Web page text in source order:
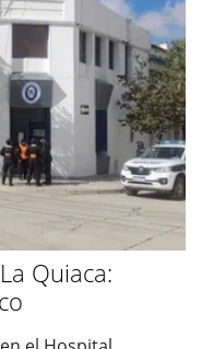
Quiaca: